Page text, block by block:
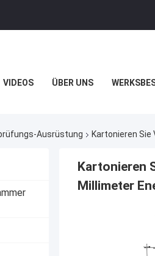
VIDEOS ÜBER UNS
Ausrüstung Kartonieren
Kartonieren
Millimeter